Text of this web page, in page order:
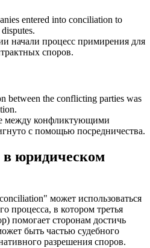
entered into conciliation to
начали процесс примирения для
споров.
between the conflicting parties was
между конфликтующими
с помощью посредничества.
в юридическом
может использоваться
процесса, в котором третья
помогает сторонам достичь
быть частью судебного
разрешения споров.